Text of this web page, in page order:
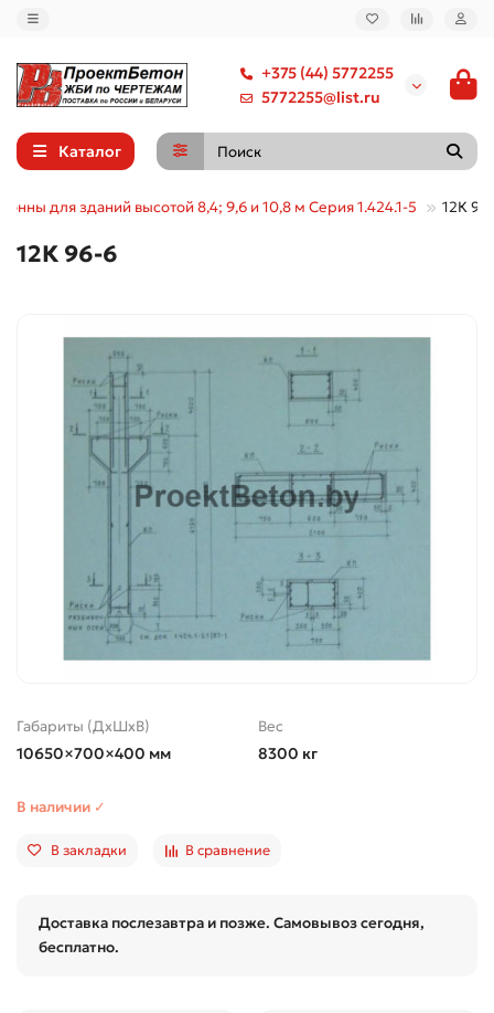
+375 (44) 5772255
5772255@list.ru
Каталог
для зданий высотой 8,4; 9,6 и 10,8 м Серия 1.424.1-5 12К
12К 96-6
Габариты (ДхШхВ)
10650×700×400 мм
Вес
8300 кг
В наличии ✓
В закладки В сравнение
Доставка послезавтра и позже. Самовывоз сегодня,
бесплатно.